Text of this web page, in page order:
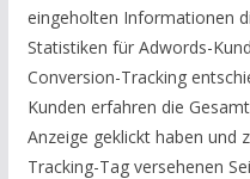
eingeholten Informationen
Statistiken für Adwords-
Conversion-Tracking
Kunden erfahren die
Anzeige geklickt haben und
Tracking-Tag versehenen